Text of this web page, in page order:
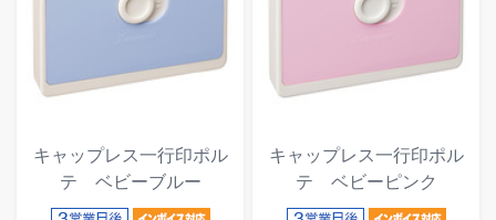
キャップレス一行印ポル
テ ベビーブルー
キャップレス一行印ポル
テ ベビーピンク